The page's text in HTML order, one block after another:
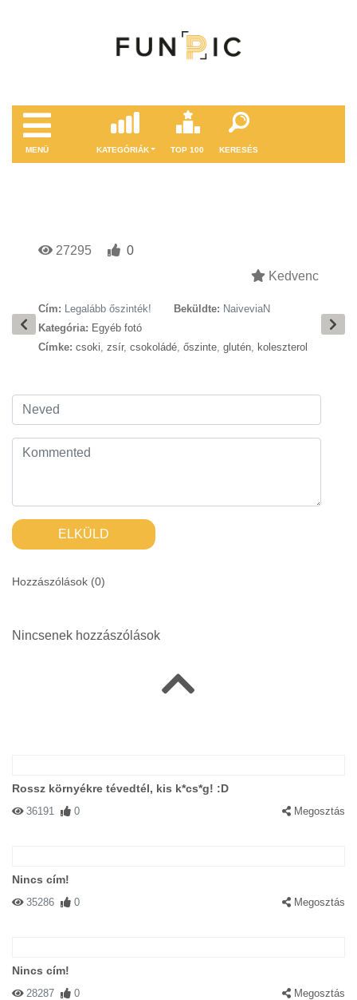
MENÜ KATEGÓRIÁK TOP 100 KERESÉS
27295
0
Kedvenc
Cím: Legalább őszinték! Beküldte: NaiveviaN
Kategória: Egyéb fotó
Címke: csoki, zsír, csokoládé, őszinte, glutén, koleszterol
ELKÜLD
Hozzászólások (0)
Nincsenek hozzászólások
Rossz környékre tévedtél, kis k*cs*g! :D
36191 0 Megosztás
Nincs cím!
35286 0 Megosztás
Nincs cím!
28287 0 Megosztás